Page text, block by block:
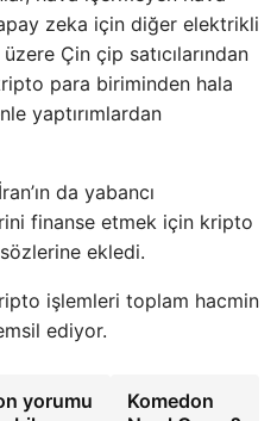
zeka için diğer elektrikli
Çin çip satıcılarından
para biriminden hala
yaptırımlardan
da yabancı
finanse etmek için kripto
ekledi.
işlemleri toplam hacmin
ediyor.
yorumu
Komedon